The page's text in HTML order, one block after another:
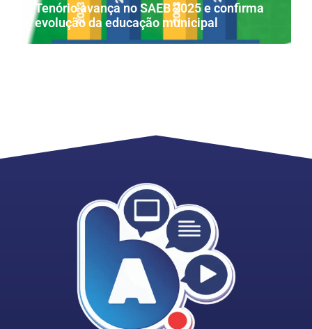
Tenório avança no SAEB 2025 e confirma
evolução da educação municipal